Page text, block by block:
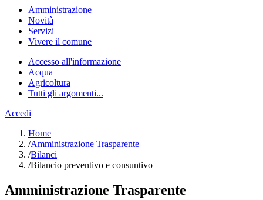
Amministrazione
Novità
Servizi
Vivere il comune
Accesso all'informazione
Acqua
Agricoltura
Tutti gli argomenti...
Accedi
Home
/Amministrazione Trasparente
/Bilanci
/Bilancio preventivo e consuntivo
Amministrazione Trasparente